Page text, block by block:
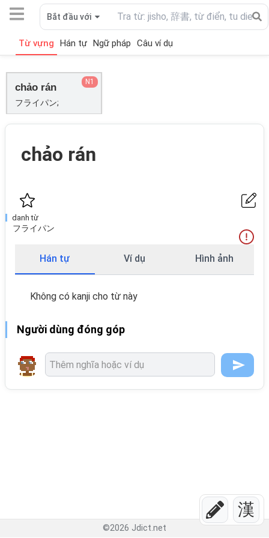
漢
Bắt đầu với
Từ vựng Hán tự Ngữ pháp Câu ví dụ
chảo rán
フライパン;
N1
chảo rán
danh từ
フライパン
Hán tự Ví dụ Hình ảnh
Không có kanji cho từ này
Người dùng đóng góp
©2026 Jdict.net